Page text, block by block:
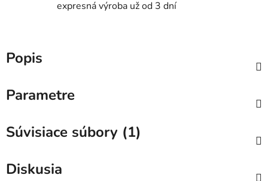
expresná výroba už od 3 dní
Popis
Parametre
Súvisiace súbory (1)
Diskusia